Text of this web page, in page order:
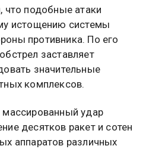
что подобные атаки
истощению системы
противника. По его
заставляет
значительные
комплексов.
удар
десятков ракет и сотен
аппаратов различных